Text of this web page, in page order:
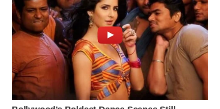
PAKPAK
WN
KARAWANG
WN
BEKASI